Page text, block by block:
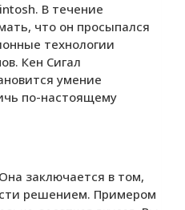
В течение
что он просыпался
технологии
Кен Сигал
умение
по-настоящему
заключается в том,
решением. Примером